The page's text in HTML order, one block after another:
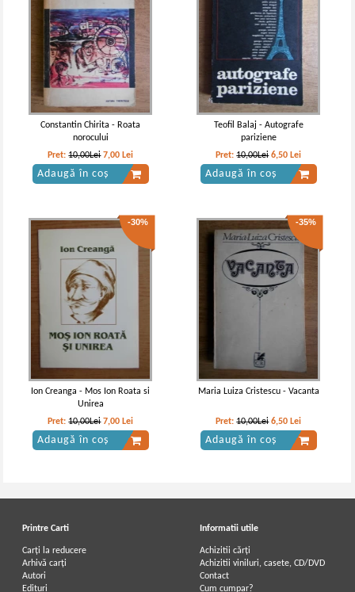
C. Negruzzi - Alexandru
Lapusneanul
IN STOC
Pret:12,00Lei8,40Lei
Adaugă în coș
Constantin Negruzzi - Alexandru
Lapusneanul, amintiri de junete si
alte scrieri
Constantin Negruzzi - Alexandru
Lapusneanul
Costache Negruzzi - Alexandru
Costache Negruzzi - Alexandru
C. Negruzzi - Alexandru
Constantin Chirita - Roata
norocului
Pret:10,00Lei 7,00 Lei
Adaugă în coș
Teofil Balaj - Autografe
pariziene
Pret:10,00Lei 6,50 Lei
Adaugă în coș
-30%
Ion Creanga - Mos Ion Roata si
Unirea
Pret:10,00Lei 7,00 Lei
Adaugă în coș
-35%
Maria Luiza Cristescu - Vacanta
Pret:10,00Lei 6,50 Lei
Adaugă în coș
Printre Carti
Carți la reducere
Arhivă carți
Autori
Edituri
Informatii utile
Achizitii cărți
Achizitii viniluri, casete, CD/DVD
Contact
Cum cumpar?